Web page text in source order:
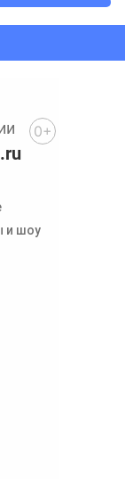
и шоу
0+